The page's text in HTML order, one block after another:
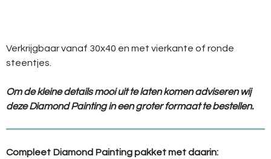
Verkrijgbaar vanaf 30x40 en met vierkante of ronde
steentjes.
Om de kleine details mooi uit te laten komen adviseren wij
deze Diamond Painting in een groter formaat te bestellen.
Compleet Diamond Painting pakket met daarin: